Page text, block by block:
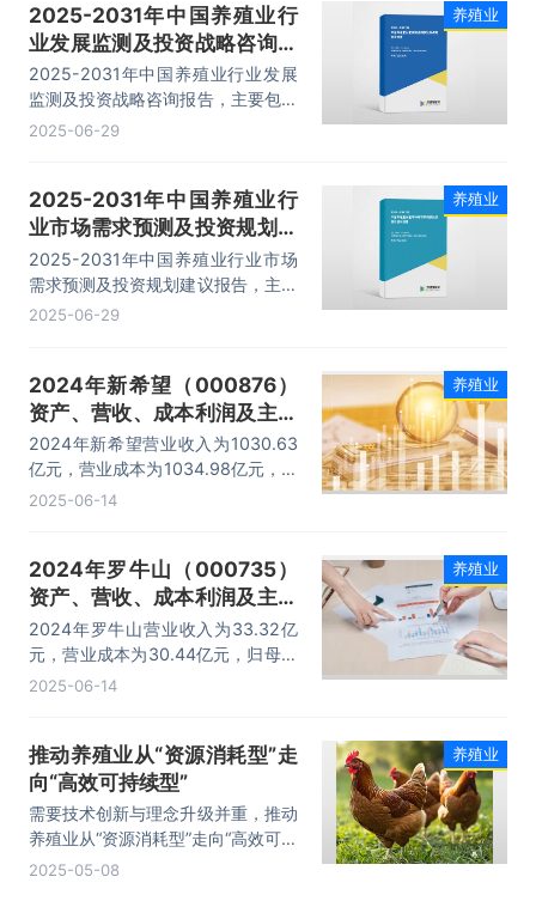
2025-2031年中国养殖业行
业发展监测及投资战略咨询报
告
2025-2031年中国养殖业行业发展
监测及投资战略咨询报告，主要包括
重点企业分析、前景及趋势预测、投
2025-06-29
养殖业
2025-2031年中国养殖业行
业市场需求预测及投资规划建
议报告
2025-2031年中国养殖业行业市场
需求预测及投资规划建议报告，主要
包括行业投资机会与风险防范、面临
2025-06-29
养殖业
2024年新希望（000876）
资产、营收、成本利润及主营
产品（饲料、猪产业）数据统
计
2024年新希望营业收入为1030.63
亿元，营业成本为1034.98亿元，归
母公司净利润为47359.91万元，总
2025-06-14
养殖业
2024年罗牛山（000735）
资产、营收、成本利润及主营
行业（畜牧业、房地产业、农
副食品加工业）数据统计
2024年罗牛山营业收入为33.32亿
元，营业成本为30.44亿元，归母公
司净利润为24175.52万元，总资产
2025-06-14
养殖业
推动养殖业从“资源消耗型”走
向“高效可持续型”
需要技术创新与理念升级并重，推动
养殖业从“资源消耗型”走向“高效可持
续型”，构建更有韧性的粮食安全体
2025-05-08
养殖业